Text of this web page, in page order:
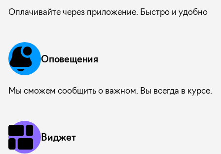
Оплачивайте через приложение. Быстро и удобно
Оповещения
Мы сможем сообщить о важном. Вы всегда в курсе.
Виджет